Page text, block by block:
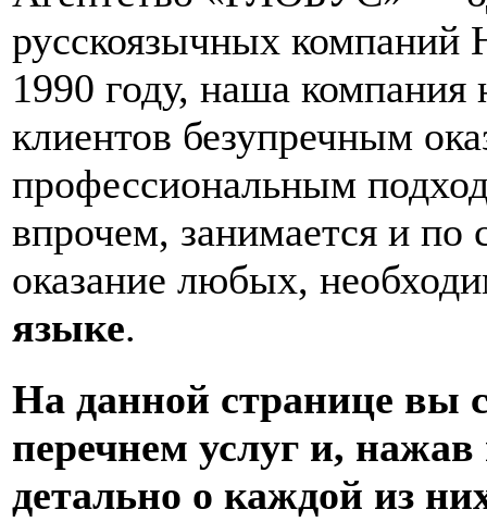
русскоязычных компаний
1990 году, наша компания
клиентов безупречным
профессиональным
впрочем, занимается и по
оказание любых,
языке.
На данной странице вы
перечнем услуг и, нажав
детально о каждой из